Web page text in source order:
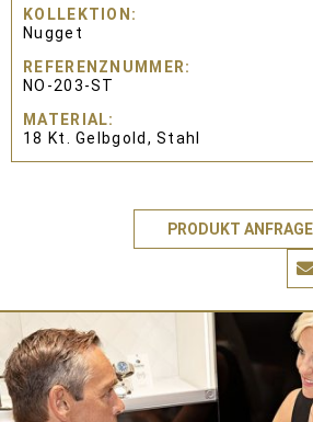
KOLLEKTION
Nugget
REFERENZNUMMER
NO-203-ST
MATERIAL
18 Kt. Gelbgold, Stahl
PRODUKT